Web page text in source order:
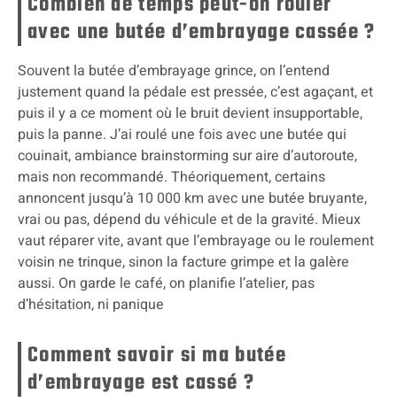
avec une butée d’embrayage cassée ?
Souvent la butée d’embrayage grince, on l’entend
justement quand la pédale est pressée, c’est agaçant, et
puis il y a ce moment où le bruit devient insupportable,
puis la panne. J’ai roulé une fois avec une butée qui
couinait, ambiance brainstorming sur aire d’autoroute,
mais non recommandé. Théoriquement, certains
annoncent jusqu’à 10 000 km avec une butée bruyante,
vrai ou pas, dépend du véhicule et de la gravité. Mieux
vaut réparer vite, avant que l’embrayage ou le roulement
voisin ne trinque, sinon la facture grimpe et la galère
aussi. On garde le café, on planifie l’atelier, pas
d’hésitation, ni panique
Comment savoir si ma butée
d’embrayage est cassé ?